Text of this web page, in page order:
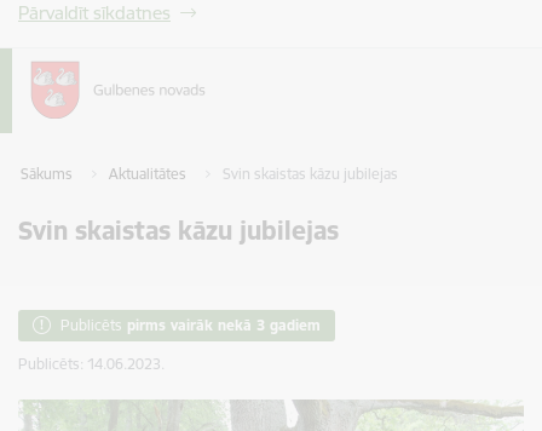
Pārvaldīt sīkdatnes
Sākums Aktualitātes Svin skaistas kāzu jubilejas
Svin skaistas kāzu jubilejas
Publicēts pirms vairāk nekā 3 gadiem
Publicēts: 14.06.2023.